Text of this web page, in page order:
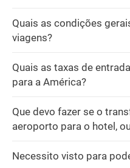
Quais as condições
viagens?
Quais as taxas de
para a América?
Que devo fazer se o
aeroporto para o hotel,
Necessito visto para